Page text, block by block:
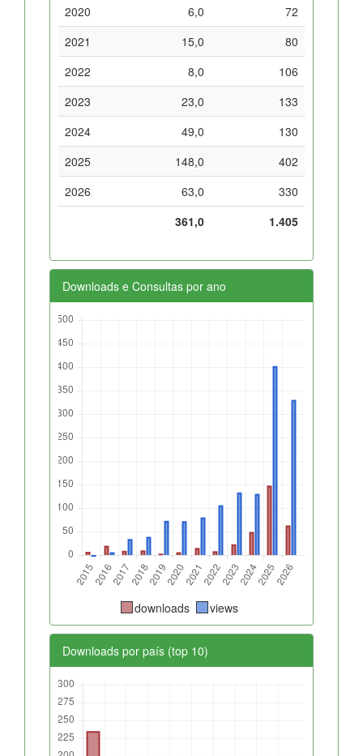
2020
6,0
72
2021
15,0
80
2022
8,0
106
2023
23,0
133
2024
49,0
130
2025
148,0
402
2026
63,0
330
361,0
1.405
Downloads e Consultas por ano
downloads views
Downloads por país (top 10)